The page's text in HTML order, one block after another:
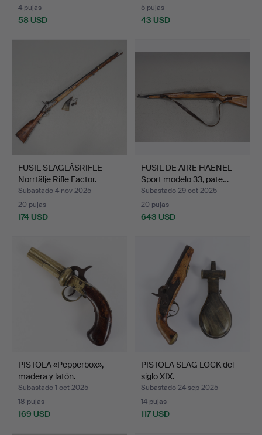
4 pujas
58 USD
5 pujas
43 USD
FUSIL SLAGLÅSRIFLE
Norrtälje Rifle Factor.
Subastado 4 nov 2025
20 pujas
174 USD
FUSIL DE AIRE HAENEL
Sport modelo 33, pate…
Subastado 29 oct 2025
20 pujas
643 USD
PISTOLA «Pepperbox»,
madera y latón.
Subastado 1 oct 2025
18 pujas
169 USD
PISTOLA SLAG LOCK del
siglo XIX.
Subastado 24 sep 2025
14 pujas
117 USD